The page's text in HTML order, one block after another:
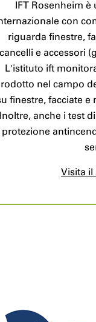
IFT Rosenheim
con
riguarda finestre,
cancelli e accessori
L'istituto ift
nel campo
finestre, facciate e
anche i test
protezione
Visita il